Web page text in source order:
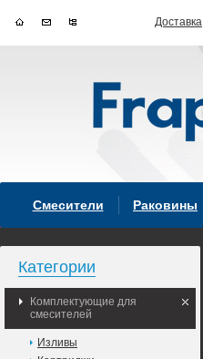
Смесители Раковины
Категории
Комплектующие для
смесителей
Изливы
Доставка